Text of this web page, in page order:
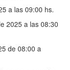
a las 09:00 hs.
2025 a las 08:30
de 08:00 a